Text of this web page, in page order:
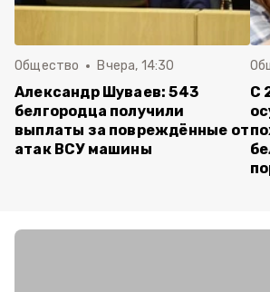
Общество Вчера, 14:30
Александр Шуваев: 543
белгородца получили
выплаты за повреждённые от
атак ВСУ машины
С